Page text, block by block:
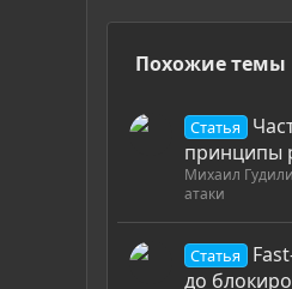
Похожие темы
Статья
принципы
Михаил
атаки
Статья
до